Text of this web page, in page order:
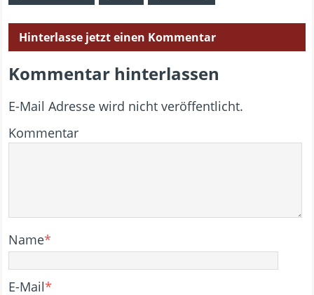
Hinterlasse jetzt einen Kommentar
Kommentar hinterlassen
E-Mail Adresse wird nicht veröffentlicht.
Kommentar
Name*
E-Mail*